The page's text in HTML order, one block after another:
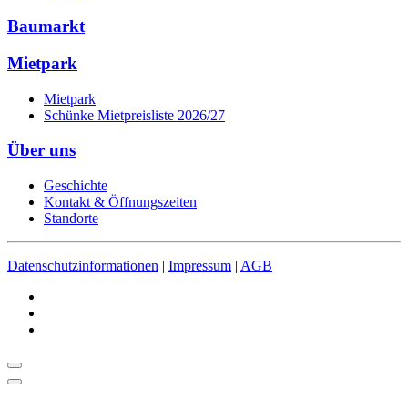
Baumarkt
Mietpark
Mietpark
Schünke Mietpreisliste 2026/27
Über uns
Geschichte
Kontakt & Öffnungszeiten
Standorte
Datenschutzinformationen | Impressum | AGB